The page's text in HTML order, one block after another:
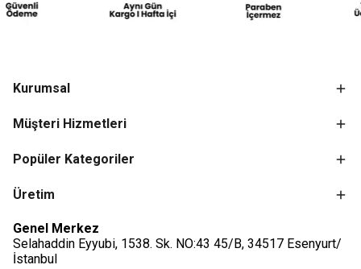
Kurumsal
Müşteri Hizmetleri
Popüler Kategoriler
Üretim
Genel Merkez
Selahaddin Eyyubi, 1538. Sk. NO:43 45/B, 34517 Esenyurt/
İstanbul